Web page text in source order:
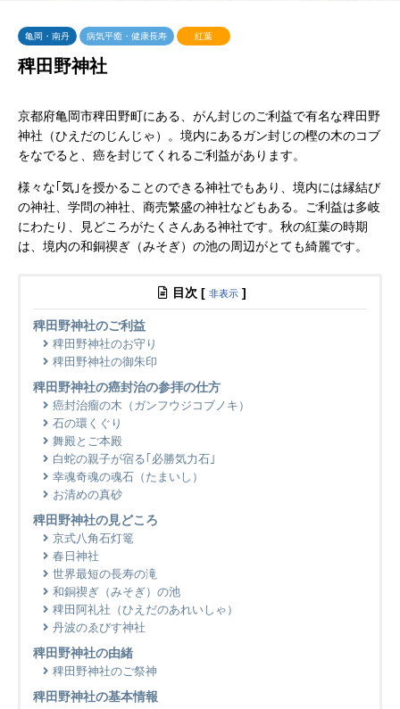
亀岡・南丹 病気平癒・健康長寿 紅葉
稗田野神社
京都府亀岡市稗田野町にある、がん封じのご利益で有名な稗田野
神社（ひえだのじんじゃ）。境内にあるガン封じの樫の木のコブ
をなでると、癌を封じてくれるご利益があります。
様々な｢気｣を授かることのできる神社でもあり、境内には縁結び
の神社、学問の神社、商売繁盛の神社などもある。ご利益は多岐
にわたり、見どころがたくさんある神社です。秋の紅葉の時期
は、境内の和銅禊ぎ（みそぎ）の池の周辺がとても綺麗です。
目次 [ 非表示 ]
稗田野神社のご利益
稗田野神社のお守り
稗田野神社の御朱印
稗田野神社の癌封治の参拝の仕方
癌封治瘤の木（ガンフウジコブノキ）
石の環くぐり
舞殿とご本殿
白蛇の親子が宿る｢必勝気力石｣
幸魂奇魂の魂石（たまいし）
お清めの真砂
稗田野神社の見どころ
京式八角石灯篭
春日神社
世界最短の長寿の滝
和銅禊ぎ（みそぎ）の池
稗田阿礼社（ひえだのあれいしゃ）
丹波のゑびす神社
稗田野神社の由緒
稗田野神社のご祭神
稗田野神社の基本情報